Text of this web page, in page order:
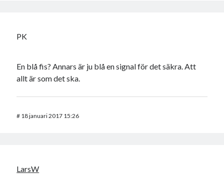
PK
En blå fis? Annars är ju blå en signal för det säkra. Att
allt är som det ska.
# 18 januari 2017 15:26
LarsW